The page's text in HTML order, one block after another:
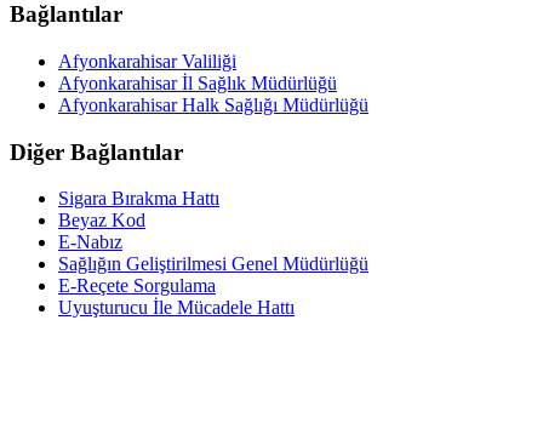
Bağlantılar
Afyonkarahisar Valiliği
Afyonkarahisar İl Sağlık Müdürlüğü
Afyonkarahisar Halk Sağlığı Müdürlüğü
Diğer Bağlantılar
Sigara Bırakma Hattı
Beyaz Kod
E-Nabız
Sağlığın Geliştirilmesi Genel Müdürlüğü
E-Reçete Sorgulama
Uyuşturucu İle Mücadele Hattı